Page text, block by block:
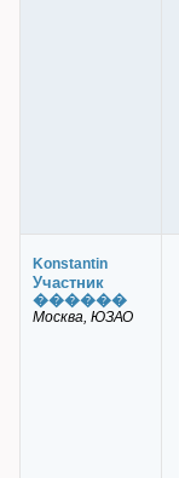
Konstantin
Участник
������
Москва, ЮЗАО